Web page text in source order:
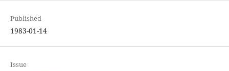
Published
1983-01-14
Issue